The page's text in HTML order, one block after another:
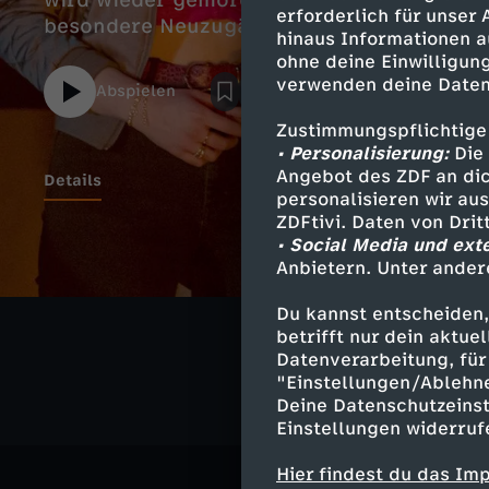
erforderlich für unser
hinaus Informationen
ohne deine
verwenden deine
• Personalisierung:Die
Angebot des ZDF an
personalisieren wir
ZDFtivi. Daten von
• Social Media und
Anbietern. Unter
Du kannst
betrifft nur dein
Datenverarbeitung,
"Einstellungen/
Deine
Einstellungen
Hier findest du das
besondere Neuzugänge bei den
Abspielen
Details
Krimi